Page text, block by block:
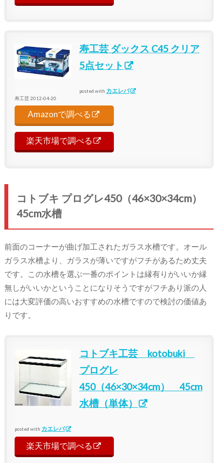
寿工芸 ダックス C45 クリア
5点セット
posted with カエレバ
寿工芸 2012-04-20
Amazonで調べる
楽天市場で調べる
コトブキ プログレ450（46×30×34cm）
45cm水槽
前面のコーナーが曲げ加工されたガラス水槽です。オール
ガラス水槽より、ガラスが薄いですがフチがあるため丈夫
です。この水槽を選ぶ一番のポイントは縁有りがいいか縁
無しがいいかということになりそうですがフチあり派の人
には大変評価の高いおすすめの水槽ですので検討の価値あ
りです。
コトブキ工芸 kotobuki
プログレ
450（46×30×34cm） 45cm
水槽（単体）
posted with カエレバ
楽天市場で調べる